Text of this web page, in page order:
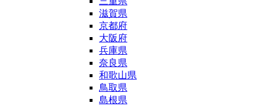
滋賀県
京都府
大阪府
兵庫県
奈良県
和歌山県
鳥取県
島根県